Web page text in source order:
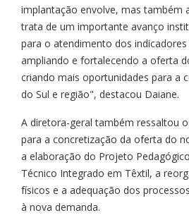
implantação envolve, mas também
trata de um importante avanço
para o atendimento dos
ampliando e fortalecendo a oferta
criando mais oportunidades para a
do Sul e região", destacou Daiane.
A diretora-geral também ressaltou
para a concretização da oferta do
a elaboração do Projeto
Técnico Integrado em Têxtil, a
físicos e a adequação dos
à nova demanda.